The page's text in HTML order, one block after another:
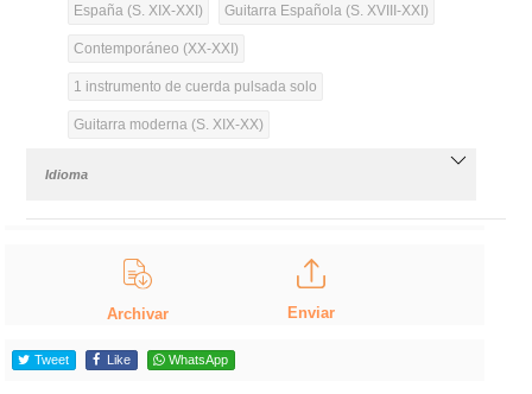
España (S. XIX-XXI) Guitarra Española (S. XVIII-XXI)
Contemporáneo (XX-XXI)
1 instrumento de cuerda pulsada solo
Guitarra moderna (S. XIX-XX)
Idioma
Archivar Enviar
Tweet Like WhatsApp